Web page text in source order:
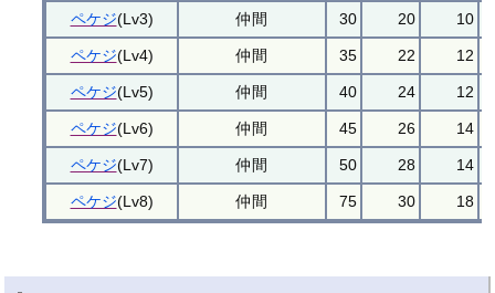
ペケジ(Lv3) 仲間 30 20 10
ペケジ(Lv4) 仲間 35 22 12
ペケジ(Lv5) 仲間 40 24 12
ペケジ(Lv6) 仲間 45 26 14
ペケジ(Lv7) 仲間 50 28 14
ペケジ(Lv8) 仲間 75 30 18